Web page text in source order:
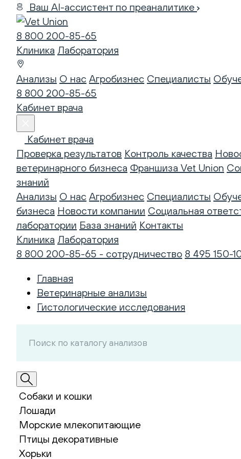
Ваш AI-ассистент по преаналитике
8 800 200-85-65
Клиника Лаборатория
Анализы О нас Агробизнес Специалисты
8 800 200-85-65
Кабинет врача
Кабинет врача
Проверка результатов Контроль качества
ветеринарного бизнеса Франшиза Vet Union
знаний
Анализы О нас Агробизнес Специалисты
бизнеса Новости компании Социальная
лаборатории База знаний Контакты
Клиника Лаборатория
8 800 200-85-65 - сотрудничество 8 495 150-
Главная
Ветеринарные анализы
Гистологические исследования
Собаки и кошки
Лошади
Морские млекопитающие
Птицы декоративные
Хорьки